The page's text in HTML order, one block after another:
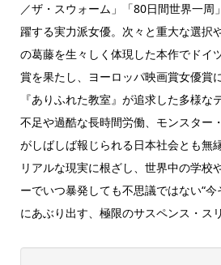
／ザ・スウォーム」「80日間世界一周
躍する実力派女優。次々と重大な選択
の葛藤を生々しく体現した本作でドイ
賞を果たし、ヨーロッパ映画賞女優賞
『ありふれた教室』が追求した多様な
不足や過酷な長時間労働、モンスター
がしばしば報じられる日本社会とも無
リアルな現実に根ざし、世界中の学校
ーでいつ暴発しても不思議ではない“
にあぶり出す、極限のサスペンス・ス